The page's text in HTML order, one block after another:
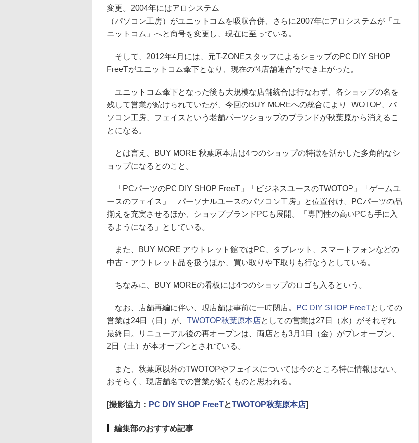
変更。2004年にはアロシステム
（パソコン工房）がユニットコムを吸収合併、さらに2007年にアロシステムが「ユ
ニットコム」へと商号を変更し、現在に至っている。
そして、2012年4月には、元T-ZONEスタッフによるショップのPC DIY SHOP
FreeTがユニットコム傘下となり、現在の“4店舗連合”ができ上がった。
ユニットコム傘下となった後も大規模な店舗統合は行なわず、各ショップの名を
残して営業が続けられていたが、今回のBUY MOREへの統合によりTWOTOP、パ
ソコン工房、フェイスという老舗パーツショップのブランドが秋葉原から消えるこ
とになる。
とは言え、BUY MORE 秋葉原本店は4つのショップの特徴を活かした多角的なシ
ョップになるとのこと。
「PCパーツのPC DIY SHOP FreeT」「ビジネスユースのTWOTOP」「ゲームユ
ースのフェイス」「パーソナルユースのパソコン工房」と位置付け、PCパーツの品
揃えを充実させるほか、ショップブランドPCも展開。「専門性の高いPCも手に入
るようになる」としている。
また、BUY MORE アウトレット館ではPC、タブレット、スマートフォンなどの
中古・アウトレット品を扱うほか、買い取りや下取りも行なうとしている。
ちなみに、BUY MOREの看板には4つのショップのロゴも入るという。
なお、店舗再編に伴い、現店舗は事前に一時閉店。 PC DIY SHOP FreeTとしての
営業は24日（日）が、 TWOTOP秋葉原本店としての営業は27日（水）がそれぞれ
最終日。リニューアル後の再オープンは、両店とも3月1日（金）がプレオープン、
2日（土）が本オープンとされている。
また、秋葉原以外のTWOTOPやフェイスについては今のところ特に情報はない。
おそらく、現店舗名での営業が続くものと思われる。
[撮影協力： PC DIY SHOP FreeTとTWOTOP秋葉原本店]
編集部のおすすめ記事